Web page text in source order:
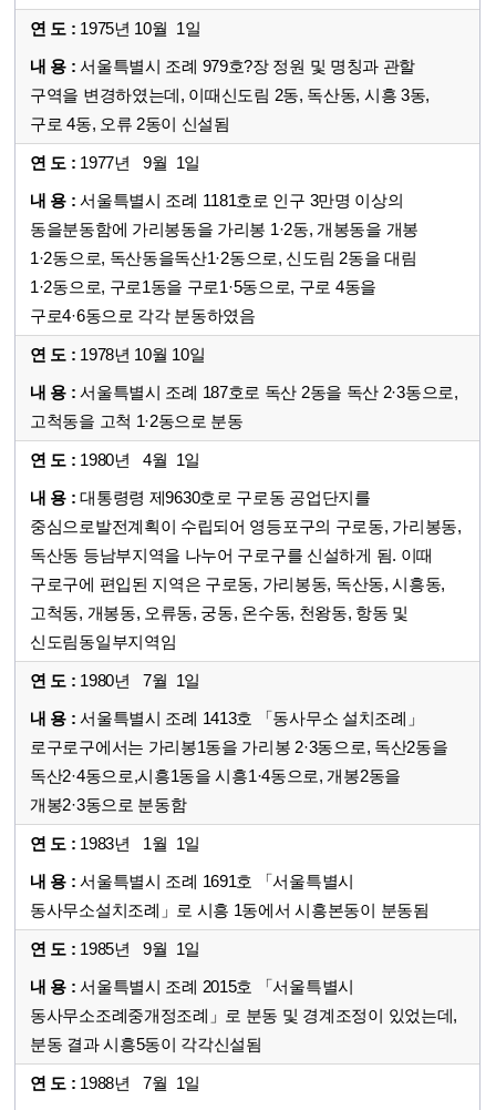
1975년 10월 1일
서울특별시 조례 979호?장 정원 및 명칭과 관할
구역을 변경하였는데, 이때신도림 2동, 독산동, 시흥 3동,
구로 4동, 오류 2동이 신설됨
1977년 9월 1일
서울특별시 조례 1181호로 인구 3만명 이상의
동을분동함에 가리봉동을 가리봉 1·2동, 개봉동을 개봉
1·2동으로, 독산동을독산1·2동으로, 신도림 2동을 대림
1·2동으로, 구로1동을 구로1·5동으로, 구로 4동을
구로4·6동으로 각각 분동하였음
1978년 10월 10일
서울특별시 조례 187호로 독산 2동을 독산 2·3동으로,
고척동을 고척 1·2동으로 분동
1980년 4월 1일
대통령령 제9630호로 구로동 공업단지를
중심으로발전계획이 수립되어 영등포구의 구로동, 가리봉동,
독산동 등남부지역을 나누어 구로구를 신설하게 됨. 이때
구로구에 편입된 지역은 구로동, 가리봉동, 독산동, 시흥동,
고척동, 개봉동, 오류동, 궁동, 온수동, 천왕동, 항동 및
신도림동일부지역임
1980년 7월 1일
서울특별시 조례 1413호 「동사무소 설치조례」
로구로구에서는 가리봉1동을 가리봉 2·3동으로, 독산2동을
독산2·4동으로,시흥1동을 시흥1·4동으로, 개봉2동을
개봉2·3동으로 분동함
1983년 1월 1일
서울특별시 조례 1691호 「서울특별시
동사무소설치조례」로 시흥 1동에서 시흥본동이 분동됨
1985년 9월 1일
서울특별시 조례 2015호 「서울특별시
동사무소조례중개정조례」로 분동 및 경계조정이 있었는데,
분동 결과 시흥5동이 각각신설됨
1988년 7월 1일